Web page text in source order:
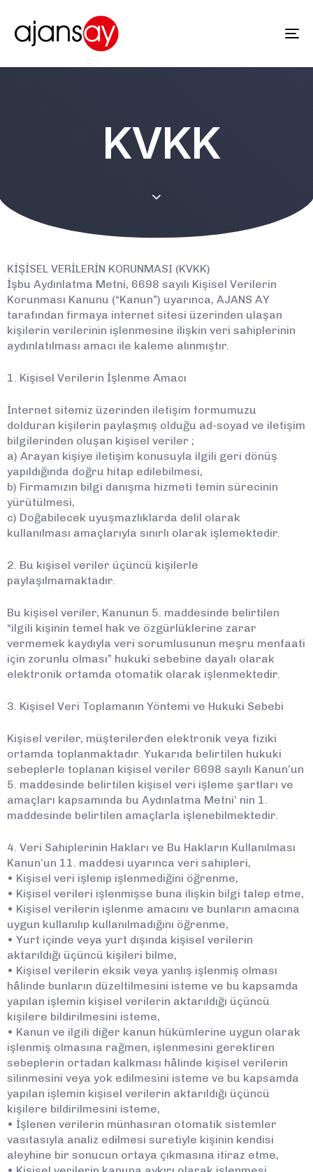
KVKK
KİŞİSEL VERİLERİN KORUNMASI (KVKK)
İşbu Aydınlatma Metni, 6698 sayılı Kişisel Verilerin
Korunması Kanunu (“Kanun”) uyarınca, AJANS AY
tarafından firmaya internet sitesi üzerinden ulaşan
kişilerin verilerinin işlenmesine ilişkin veri sahiplerinin
aydınlatılması amacı ile kaleme alınmıştır.
1. Kişisel Verilerin İşlenme Amacı
İnternet sitemiz üzerinden iletişim formumuzu
dolduran kişilerin paylaşmış olduğu ad-soyad ve iletişim
bilgilerinden oluşan kişisel veriler ;
a) Arayan kişiye iletişim konusuyla ilgili geri dönüş
yapıldığında doğru hitap edilebilmesi,
b) Firmamızın bilgi danışma hizmeti temin sürecinin
yürütülmesi,
c) Doğabilecek uyuşmazlıklarda delil olarak
kullanılması amaçlarıyla sınırlı olarak işlemektedir.
2. Bu kişisel veriler üçüncü kişilerle
paylaşılmamaktadır.
Bu kişisel veriler, Kanunun 5. maddesinde belirtilen
“ilgili kişinin temel hak ve özgürlüklerine zarar
vermemek kaydıyla veri sorumlusunun meşru menfaati
için zorunlu olması” hukuki sebebine dayalı olarak
elektronik ortamda otomatik olarak işlenmektedir.
3. Kişisel Veri Toplamanın Yöntemi ve Hukuki Sebebi
Kişisel veriler, müşterilerden elektronik veya fiziki
ortamda toplanmaktadır. Yukarıda belirtilen hukuki
sebeplerle toplanan kişisel veriler 6698 sayılı Kanun’un
5. maddesinde belirtilen kişisel veri işleme şartları ve
amaçları kapsamında bu Aydınlatma Metni’ nin 1.
maddesinde belirtilen amaçlarla işlenebilmektedir.
4. Veri Sahiplerinin Hakları ve Bu Hakların Kullanılması
Kanun’un 11. maddesi uyarınca veri sahipleri,
• Kişisel veri işlenip işlenmediğini öğrenme,
• Kişisel verileri işlenmişse buna ilişkin bilgi talep etme,
• Kişisel verilerin işlenme amacını ve bunların amacına
uygun kullanılıp kullanılmadığını öğrenme,
• Yurt içinde veya yurt dışında kişisel verilerin
aktarıldığı üçüncü kişileri bilme,
• Kişisel verilerin eksik veya yanlış işlenmiş olması
hâlinde bunların düzeltilmesini isteme ve bu kapsamda
yapılan işlemin kişisel verilerin aktarıldığı üçüncü
kişilere bildirilmesini isteme,
• Kanun ve ilgili diğer kanun hükümlerine uygun olarak
işlenmiş olmasına rağmen, işlenmesini gerektiren
sebeplerin ortadan kalkması hâlinde kişisel verilerin
silinmesini veya yok edilmesini isteme ve bu kapsamda
yapılan işlemin kişisel verilerin aktarıldığı üçüncü
kişilere bildirilmesini isteme,
• İşlenen verilerin münhasıran otomatik sistemler
vasıtasıyla analiz edilmesi suretiyle kişinin kendisi
aleyhine bir sonucun ortaya çıkmasına itiraz etme,